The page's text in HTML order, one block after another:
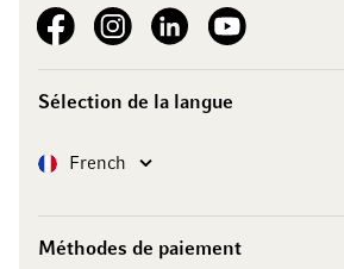
See our FacebookSee our Instagram account
See our LinkedInSee our YouTube channel
Sélection de la langue
LangueFrench
Méthodes de paiement